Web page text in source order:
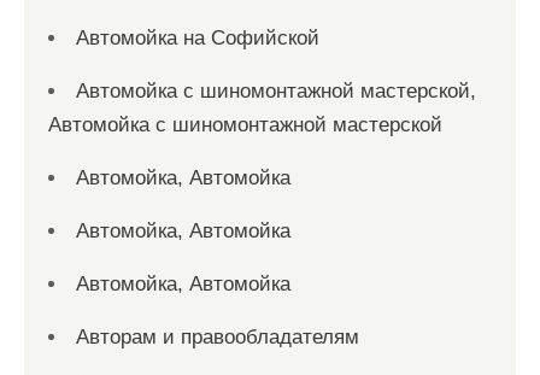
Автомойка на Софийской
Автомойка с шиномонтажной мастерской,
Автомойка с шиномонтажной мастерской
Автомойка, Автомойка
Автомойка, Автомойка
Автомойка, Автомойка
Авторам и правообладателям